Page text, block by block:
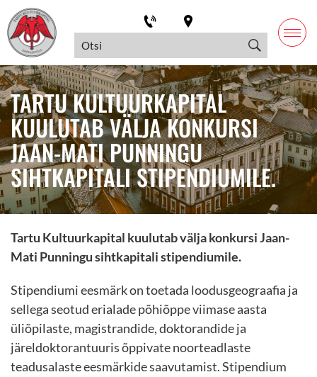
TARTU KULTUURKAPITAL
KUULUTAB VÄLJA KONKURSI
JAAN-MATI PUNNINGU
SIHTKAPITALI STIPENDIUMILE.
Tartu Kultuurkapital kuulutab välja konkursi Jaan-
Mati Punningu sihtkapitali stipendiumile.
Stipendiumi eesmärk on toetada loodusgeograafia ja
sellega seotud erialade põhiõppe viimase aasta
üliõpilaste, magistrandide, doktorandide ja
järeldoktorantuuris õppivate noorteadlaste
teadusalaste eesmärkide saavutamist. Stipendium